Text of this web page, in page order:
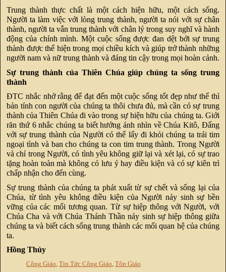
Trung thành thực chất là một cách hiện hữu, một cách sống.
Người ta làm việc với lòng trung thành, người ta nói với sự chân
thành, người ta vẫn trung thành với chân lý trong suy nghĩ và hành
động của chính mình. Một cuộc sống được đan dệt bởi sự trung
thành được thể hiện trong mọi chiều kích và giúp trở thành những
người nam và nữ trung thành và đáng tin cậy trong mọi hoàn cảnh.
Sự trung thành của Thiên Chúa giúp chúng ta sống trung
thành
ĐTC nhắc nhở rằng để đạt đến một cuộc sống tốt đẹp như thế thì
bản tính con người của chúng ta thôi chưa đủ, mà cần có sự trung
thành của Thiên Chúa đi vào trong sự hiện hữu của chúng ta. Giới
răn thứ 6 nhắc chúng ta biết hướng ánh nhìn về Chúa Kitô, Đấng
với sự trung thành của Người có thể lấy đi khỏi chúng ta trái tim
ngoại tình và ban cho chúng ta con tim trung thành. Trong Người
và chỉ trong Người, có tình yêu không giữ lại và xét lại, có sự trao
tặng hoàn toàn mà không có lưu ý hay điều kiện và có sự kiên trì
chấp nhận cho đến cùng.
Sự trung thành của chúng ta phát xuất từ sự chết và sống lại của
Chúa, từ tình yêu không điều kiện của Người nảy sinh sự bền
vững của các mối tương quan. Từ sự hiệp thông với Người, với
Chúa Cha và với Chúa Thánh Thần nảy sinh sự hiệp thông giữa
chúng ta và biết cách sống trung thành các mối quan hệ của chúng
ta.
Hồng Thủy
Công Giáo, Tin Tức Công Giáo, Tôn Giáo